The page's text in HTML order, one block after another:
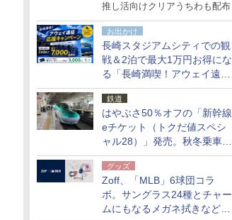
「GO！GO！長崎スタンプラ
推し活向けクリアうちわも配布
お出かけ
長崎スタジアムシティでの観
戦＆2泊で最大1万円お得にな
る「長崎満喫！アウェイ遠征
応援キャンペーン」
鉄道
はやぶさ50％オフの「新幹線
eチケット（トクだ値スペシ
ャル28）」発売。秋冬乗車
分、えきねっと限定
グッズ
Zoff、「MLB」6球団コラ
ボ。サングラス24種とチャー
ムにもなるメガネ拭きなど雑